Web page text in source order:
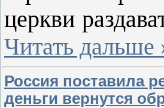
церкви
Читать дальше
Россия поставила
деньги вернутся